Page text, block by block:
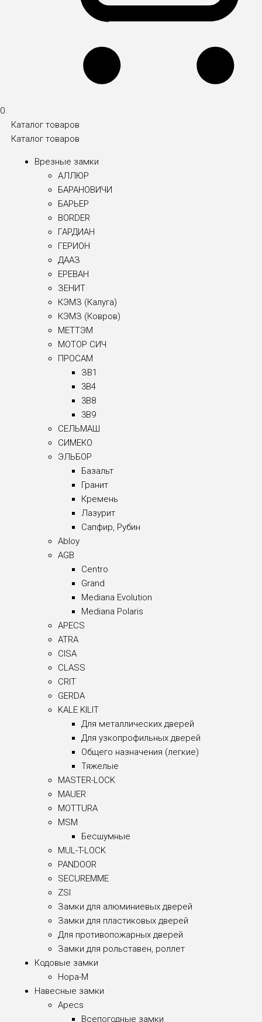
0
Каталог товаров
Каталог товаров
Врезные замки
АЛЛЮР
БАРАНОВИЧИ
БАРЬЕР
BORDER
ГАРДИАН
ГЕРИОН
ДААЗ
ЕРЕВАН
ЗЕНИТ
КЭМЗ (Калуга)
КЭМЗ (Ковров)
МЕТТЭМ
МОТОР СИЧ
ПРОСАМ
ЗВ1
3B4
3B8
3B9
СЕЛЬМАШ
СИМЕКО
ЭЛЬБОР
Базальт
Гранит
Кремень
Лазурит
Сапфир, Рубин
Abloy
AGB
Centro
Grand
Mediana Evolution
Mediana Polaris
APECS
ATRA
CISA
CLASS
CRIT
GERDA
KALE KILIT
Для металлических дверей
Для узкопрофильных дверей
Общего назначения (легкие)
Тяжелые
MASTER-LOCK
MAUER
MOTTURA
MSM
Бесшумные
MUL-T-LOCK
PANDOOR
SECUREMME
ZSI
Замки для алюминиевых дверей
Замки для пластиковых дверей
Для противопожарных дверей
Замки для рольставен, роллет
Кодовые замки
Нора-М
Навесные замки
Apecs
Всепогодные замки